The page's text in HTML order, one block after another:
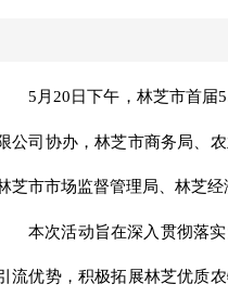
5月20日下午，林芝市首届
公司协办，林芝市商务局、
芝市市场监督管理局、林芝
本次活动旨在深入贯彻落
流优势，积极拓展林芝优质